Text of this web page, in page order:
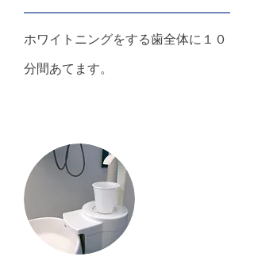
ホワイトニングをする歯全体に１０
分間あてます。